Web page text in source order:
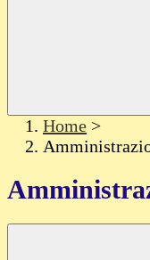
Home >